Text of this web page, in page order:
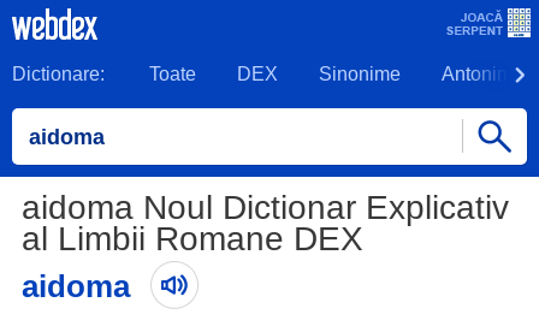
Dictionare: Toate DEX Sinonime Antonime
aidoma Noul Dictionar Explicativ
al Limbii Romane DEX
aidoma